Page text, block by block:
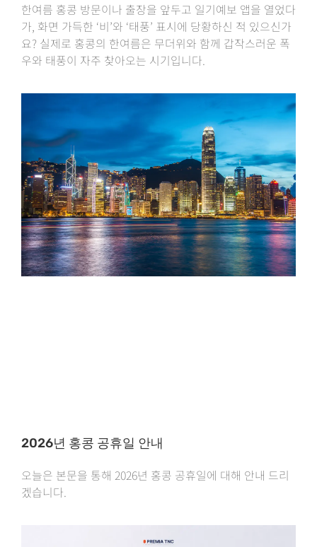
한여름 홍콩 방문이나 출장을 앞두고 일기예보 앱을 열었다
가, 화면 가득한 ‘비’와 ‘태풍’ 표시에 당황하신 적 있으신가
요? 실제로 홍콩의 한여름은 무더위와 함께 갑작스러운 폭
우와 태풍이 자주 찾아오는 시기입니다.
2026년 홍콩 공휴일 안내
오늘은 본문을 통해 2026년 홍콩 공휴일에 대해 안내 드리
겠습니다.